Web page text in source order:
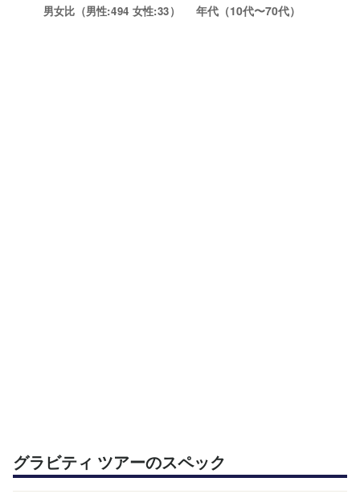
グラビティ ツアーのスペック